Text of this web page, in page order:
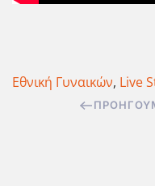
Εθνική Γυναικών, Live